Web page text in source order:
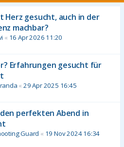
Herz gesucht, auch in der
machbar?
« 16 Apr 2026 11:20
Erfahrungen gesucht für
«29 Apr 2025 16:45
perfekten Abend in
Guard « 19 Nov 2024 16:34